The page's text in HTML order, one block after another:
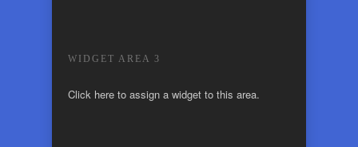
WIDGET AREA 3
Click here to assign a widget to this area.